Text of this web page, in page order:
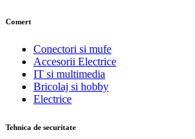
Comert
Conectori si mufe
Accesorii Electrice
IT si multimedia
Bricolaj si hobby
Electrice
Tehnica de securitate